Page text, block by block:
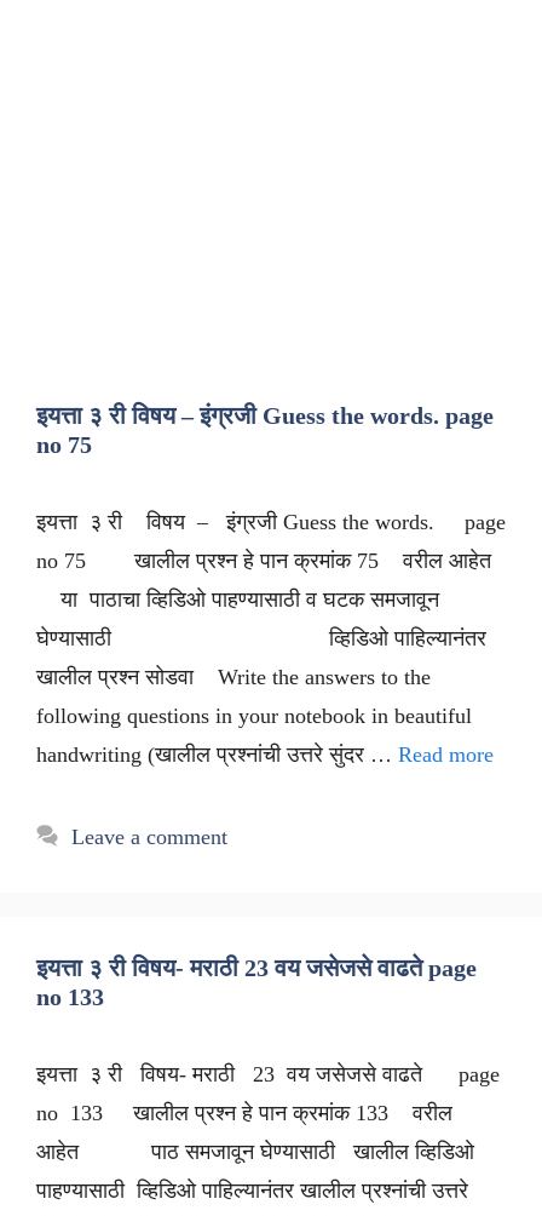
इयत्ता ३ री विषय – इंग्रजी Guess the words. page
no 75
इयत्ता ३ री विषय – इंग्रजी Guess the words. page
no 75 खालील प्रश्न हे पान क्रमांक 75 वरील आहेत
या पाठाचा व्हिडिओ पाहण्यासाठी व घटक समजावून
घेण्यासाठी व्हिडिओ पाहिल्यानंतर
खालील प्रश्न सोडवा Write the answers to the
following questions in your notebook in beautiful
handwriting (खालील प्रश्नांची उत्तरे सुंदर … Read more
Leave a comment
इयत्ता ३ री विषय- मराठी 23 वय जसेजसे वाढते page
no 133
इयत्ता ३ री विषय- मराठी 23 वय जसेजसे वाढते page
no 133 खालील प्रश्न हे पान क्रमांक 133 वरील
आहेत पाठ समजावून घेण्यासाठी खालील व्हिडिओ
पाहण्यासाठी व्हिडिओ पाहिल्यानंतर खालील प्रश्नांची उत्तरे